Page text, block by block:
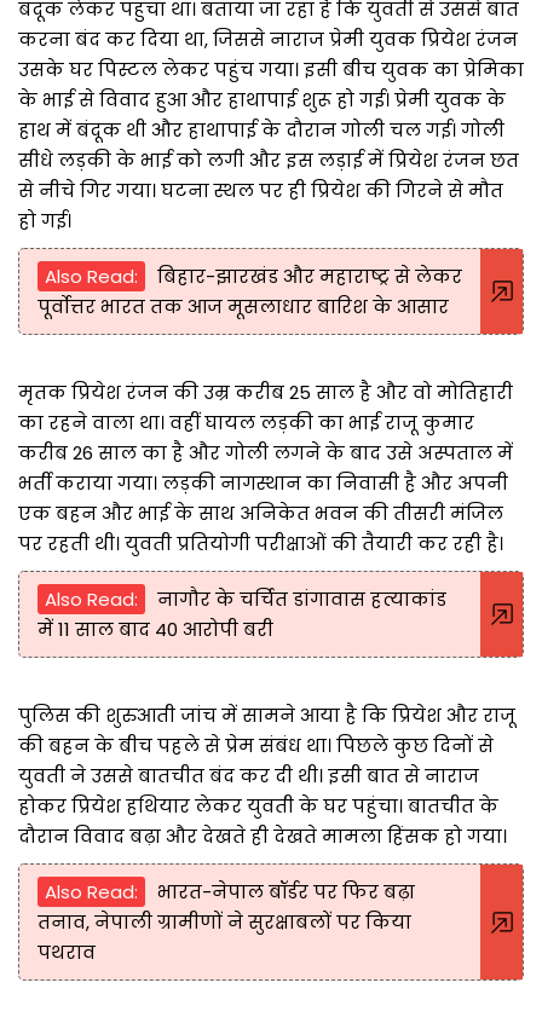
बंदूक लेकर पहुंचा था। बताया जा रहा है कि युवती से उससे बात
करना बंद कर दिया था, जिससे नाराज प्रेमी युवक प्रियेश रंजन
उसके घर पिस्टल लेकर पहुंच गया। इसी बीच युवक का प्रेमिका
के भाई से विवाद हुआ और हाथापाई शुरू हो गई। प्रेमी युवक के
हाथ में बंदूक थी और हाथापाई के दौरान गोली चल गई। गोली
सीधे लड़की के भाई को लगी और इस लड़ाई में प्रियेश रंजन छत
से नीचे गिर गया। घटना स्थल पर ही प्रियेश की गिरने से मौत
हो गई।
Also Read:
बिहार-झारखंड और महाराष्ट्र से लेकर
पूर्वोत्तर भारत तक आज मूसलाधार बारिश के आसार
मृतक प्रियेश रंजन की उम्र करीब 25 साल है और वो मोतिहारी
का रहने वाला था। वहीं घायल लड़की का भाई राजू कुमार
करीब 26 साल का है और गोली लगने के बाद उसे अस्पताल में
भर्ती कराया गया। लड़की नागस्थान का निवासी है और अपनी
एक बहन और भाई के साथ अनिकेत भवन की तीसरी मंजिल
पर रहती थी। युवती प्रतियोगी परीक्षाओं की तैयारी कर रही है।
Also Read:
नागौर के चर्चित डांगावास हत्याकांड
में 11 साल बाद 40 आरोपी बरी
पुलिस की शुरुआती जांच में सामने आया है कि प्रियेश और राजू
की बहन के बीच पहले से प्रेम संबंध था। पिछले कुछ दिनों से
युवती ने उससे बातचीत बंद कर दी थी। इसी बात से नाराज
होकर प्रियेश हथियार लेकर युवती के घर पहुंचा। बातचीत के
दौरान विवाद बढ़ा और देखते ही देखते मामला हिंसक हो गया।
Also Read:
भारत-नेपाल बॉर्डर पर फिर बढ़ा
तनाव, नेपाली ग्रामीणों ने सुरक्षाबलों पर किया
पथराव